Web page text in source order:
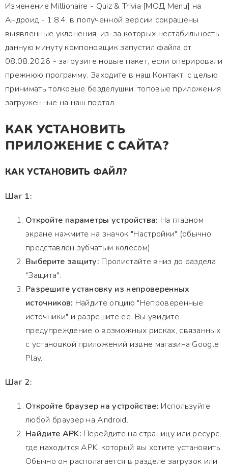
Изменение Millionaire - Quiz & Trivia [МОД Menu] на
Андроид - 1.8.4, в полученной версии сокращены
выявленные уклонения, из-за которых нестабильность.
данную минуту компоновщик запустил файла от
08.08.2026 - загрузите новые пакет, если оперировали
прежнюю программу. Заходите в наш Контакт, с целью
принимать толковые безделушки, топовые приложения
загруженные на наш портал.
КАК УСТАНОВИТЬ
ПРИЛОЖЕНИЕ С САЙТА?
КАК УСТАНОВИТЬ ФАЙЛ?
Шаг 1:
Откройте параметры устройства: На главном
экране нажмите на значок "Настройки" (обычно
представлен зубчатым колесом).
Выберите защиту: Пролистайте вниз до раздела
"Защита".
Разрешите установку из непроверенных
источников: Найдите опцию "Непроверенные
источники" и разрешите её. Вы увидите
предупреждение о возможных рисках, связанных
с установкой приложений извне магазина Google
Play.
Шаг 2:
Откройте браузер на устройстве: Используйте
любой браузер на Android.
Найдите APK: Перейдите на страницу или ресурс,
где находится APK, который вы хотите установить.
Обычно он располагается в разделе загрузок или